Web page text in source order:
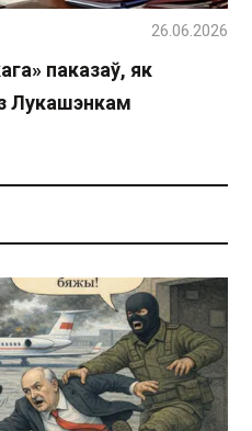
паказаў, як
Лукашэнкам
26.06.2026